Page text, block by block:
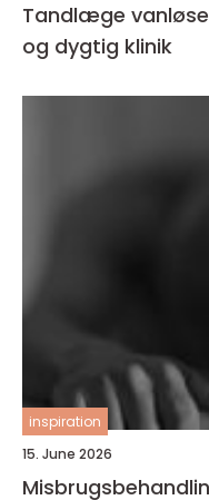
Tandlæge vanløse sådan vælger du en tryg
og dygtig klinik
inspiration
15. June 2026